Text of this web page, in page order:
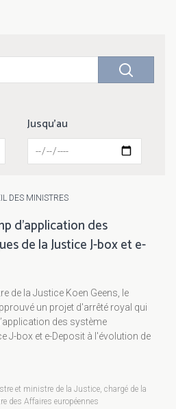
Jusqu'au
DES MINISTRES
d’application des
de la Justice J-box et e-
de la Justice Koen Geens, le
un projet d'arrêté royal qui
des système
J-box et e-Deposit à l'évolution de
et ministre de la Justice, chargé de la
des Affaires européennes